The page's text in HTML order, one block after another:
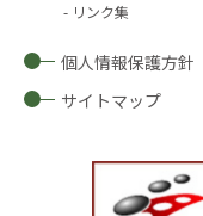
リンク集
個人情報保護方針
サイトマップ